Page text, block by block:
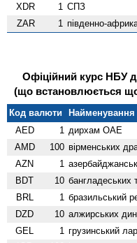
XDR 1 СПЗ
ZAR 1 південно-
Офіційний курс НБУ
(що встановлюється
Код валюти Найменування
AED
1 дирхам ОАЕ
AMD 100 вiрменських
AZN 1
BDT 10 бангладеських
BRL 1 бразильський
DZD 10 алжирських
GEL 1 грузинський